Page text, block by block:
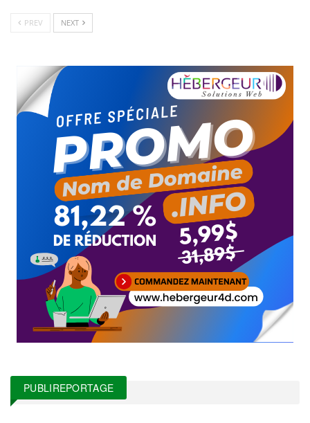
PREV NEXT
PUBLIREPORTAGE